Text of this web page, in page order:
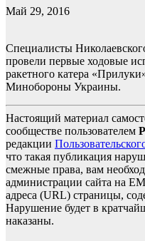
Май 29, 2016
Специалисты
провели первые ходовые
ракетного катера
Минобороны Украины.
Настоящий материал
сообществе пользователем
редакции
что такая публикация
смежные права, вам
администрации сайта на
адреса (URL) страницы,
Нарушение будет в
наказаны.